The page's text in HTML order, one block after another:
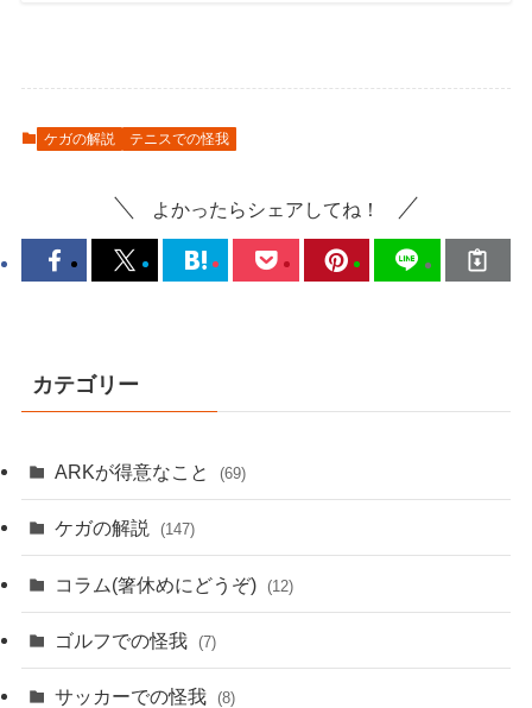
ケガの解説 テニスでの怪我
よかったらシェアしてね！
カテゴリー
ARKが得意なこと (69)
ケガの解説 (147)
コラム(箸休めにどうぞ) (12)
ゴルフでの怪我 (7)
サッカーでの怪我 (8)